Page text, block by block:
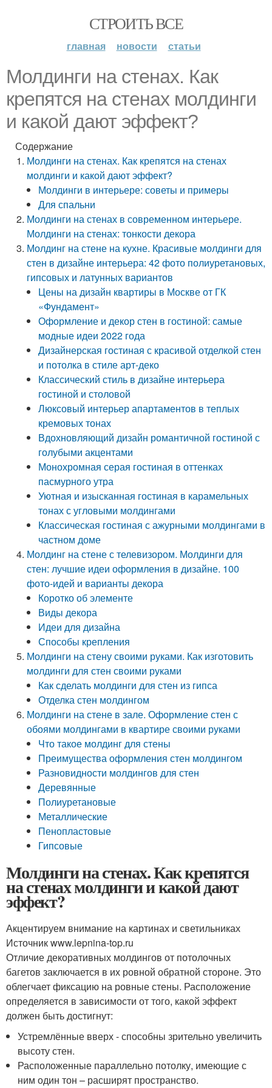
СТРОИТЬ ВСЕ
главная новости статьи
Молдинги на стенах. Как
крепятся на стенах молдинги
и какой дают эффект?
Содержание
Молдинги на стенах. Как крепятся на стенах
молдинги и какой дают эффект?
Молдинги в интерьере: советы и примеры
Для спальни
Молдинги на стенах в современном интерьере.
Молдинги на стенах: тонкости декора
Молдинг на стене на кухне. Красивые молдинги для
стен в дизайне интерьера: 42 фото полиуретановых,
гипсовых и латунных вариантов
Цены на дизайн квартиры в Москве от ГК
«Фундамент»
Оформление и декор стен в гостиной: самые
модные идеи 2022 года
Дизайнерская гостиная с красивой отделкой стен
и потолка в стиле арт-деко
Классический стиль в дизайне интерьера
гостиной и столовой
Люксовый интерьер апартаментов в теплых
кремовых тонах
Вдохновляющий дизайн романтичной гостиной с
голубыми акцентами
Монохромная серая гостиная в оттенках
пасмурного утра
Уютная и изысканная гостиная в карамельных
тонах с угловыми молдингами
Классическая гостиная с ажурными молдингами в
частном доме
Молдинг на стене с телевизором. Молдинги для
стен: лучшие идеи оформления в дизайне. 100
фото-идей и варианты декора
Коротко об элементе
Виды декора
Идеи для дизайна
Способы крепления
Молдинги на стену своими руками. Как изготовить
молдинги для стен своими руками
Как сделать молдинги для стен из гипса
Отделка стен молдингом
Молдинги на стене в зале. Оформление стен с
обоями молдингами в квартире своими руками
Что такое молдинг для стены
Преимущества оформления стен молдингом
Разновидности молдингов для стен
Деревянные
Полиуретановые
Металлические
Пенопластовые
Гипсовые
Молдинги на стенах. Как крепятся
на стенах молдинги и какой дают
эффект?
Акцентируем внимание на картинах и светильниках
Источник www.lepnina-top.ru
Отличие декоративных молдингов от потолочных
багетов заключается в их ровной обратной стороне. Это
облегчает фиксацию на ровные стены. Расположение
определяется в зависимости от того, какой эффект
должен быть достигнут:
Устремлённые вверх - способны зрительно увеличить
высоту стен.
Расположенные параллельно потолку, имеющие с
ним один тон – расширят пространство.